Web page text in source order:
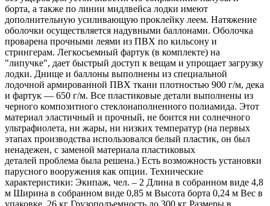
борта, а также по линии мидлвейса лодки имеют
дополнительную усиливающую проклейку леем. Натяжение
оболочки осуществляется надувными баллонами. Оболочка
проварена прочными леями из ПВХ по кильсону и
стрингерам. Легкосъемный фартук (в комплекте) на
"липучке", дает быстрый доступ к вещам и упрощает загрузку
лодки. Днище и баллоны выполнены из специальной
лодочной армированной ПВХ ткани плотностью 900 г/м, дека
и фартук — 650 г/м. Все пластиковые детали выполнены из
черного композитного стеклонаполненного полиамида. Этот
материал эластичный и прочный, не боится ни солнечного
ультрафиолета, ни жары, ни низких температур (на первых
этапах производства использовался белый пластик, он был
ненадежен, с заменой материала пластиковых
деталей проблема была решена.) Есть возможность установки
парусного вооружения как опции. Технические
характеристики: Экипаж, чел. – 2 Длина в собранном виде 4,8
м Ширина в собранном виде 0,85 м Высота борта 0,24 м Вес в
упаковке, 26 кг Грузоподъемность до 300 кг Размеры в